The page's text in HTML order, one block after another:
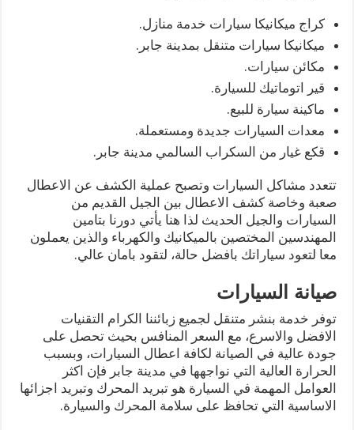
كراج ميكانيكا سيارات خدمة منازل.
ميكانيكا سيارات متنقل بمدينة جابر.
مكائن سيارات.
قير اتوماتيك للسيارة.
ماكينة سيارة للبيع.
معدات السيارات جديدة ومستعملة.
قكع غيار من السكراب السالمي مدينة جابر.
تتعدد مشاكل السيارات وتصبح عملية الكشف عن الاعطال
صعبة وخاصة كشف الاعطال بين الجيل القديم من
السيارات والجيل الحديث لذا هنا يأتي دورنا بتامين
المهندسين المختصين بالميكانيك والكهرباء والذين يعملون
معا لتعود سياراتك بافضل حالة، لتقود بامان عالي.
صيانة السيارات
توفر خدمة بنشر متنقل لجميع زبائننا الكرام التقنيات
الافضل والاسرع، مع السعر المنافس بحيث تحصل على
جودة عالية في الصيانة لكافة اعطال السيارات، وبسبب
الحرارة العالية التي نواجهها في مدينة جابر فإن اكثر
العوامل المهمة في السيارة هو تبريد المحرك وتبريد اجزائها
الاساسية التي تحافظ على سلامة المحرك والسيارة.